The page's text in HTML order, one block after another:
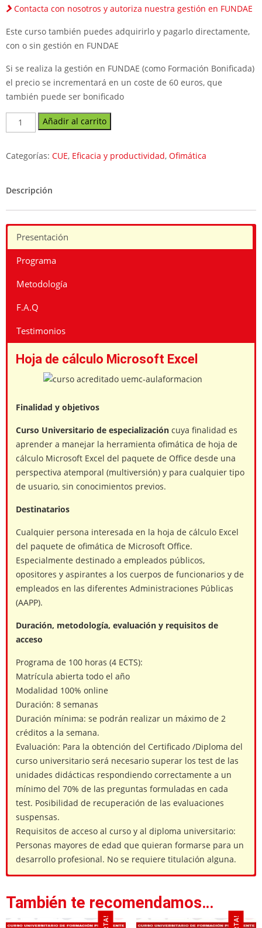
Contacta con nosotros y autoriza nuestra gestión en FUNDAE
Este curso también puedes adquirirlo y pagarlo directamente,
con o sin gestión en FUNDAE
Si se realiza la gestión en FUNDAE (como Formación Bonificada)
el precio se incrementará en un coste de 60 euros, que
también puede ser bonificado
Curso
Excel
cantidad
Añadir al carrito
Categorías: CUE, Eficacia y productividad, Ofimática
Descripción
Presentación
Programa
Metodología
F.A.Q
Testimonios
Hoja de cálculo Microsoft Excel
Finalidad y objetivos
Curso Universitario de especialización cuya finalidad es
aprender a manejar la herramienta ofimática de hoja de
cálculo Microsoft Excel del paquete de Office desde una
perspectiva atemporal (multiversión) y para cualquier tipo
de usuario, sin conocimientos previos.
Destinatarios
Cualquier persona interesada en la hoja de cálculo Excel
del paquete de ofimática de Microsoft Office.
Especialmente destinado a empleados públicos,
opositores y aspirantes a los cuerpos de funcionarios y de
empleados en las diferentes Administraciones Públicas
(AAPP).
Duración, metodología, evaluación y requisitos de
acceso
Programa de 100 horas (4 ECTS):
Matrícula abierta todo el año
Modalidad 100% online
Duración: 8 semanas
Duración mínima: se podrán realizar un máximo de 2
créditos a la semana.
Evaluación: Para la obtención del Certificado /Diploma del
curso universitario será necesario superar los test de las
unidades didácticas respondiendo correctamente a un
mínimo del 70% de las preguntas formuladas en cada
test. Posibilidad de recuperación de las evaluaciones
suspensas.
Requisitos de acceso al curso y al diploma universitario:
Personas mayores de edad que quieran formarse para un
desarrollo profesional. No se requiere titulación alguna.
Microsoft Excel
Unidad 1. Excel- Nivel avanzado
El curso Excel bonificado se imparte en lamodalidad a
distancia
bajo metodología de aprendizaje E-Learning
. La
¿Qué aprenderé en el Curso de Excel Bonificado?
oficial(grado, diplomatura o equivalente) para acceder a este
curso.
También te recomendamos…